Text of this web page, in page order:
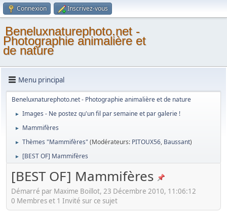
Connexion Inscrivez-vous
Beneluxnaturephoto.net -
Photographie animalière et
de nature
Menu principal
Beneluxnaturephoto.net - Photographie animalière et de nature
► Images - Ne postez qu'un fil par semaine et par galerie !
► Mammifères
► Thèmes "Mammifères" (Modérateurs: PITOUX56, Baussant)
► [BEST OF] Mammifères
[BEST OF] Mammifères
Démarré par Maxime Boillot, 23 Décembre 2010, 11:06:12
0 Membres et 1 Invité sur ce sujet